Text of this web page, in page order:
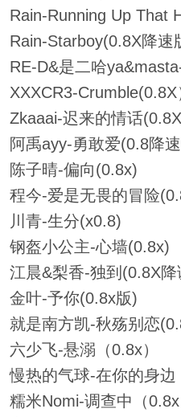
Rain-Running Up That
Rain-Starboy(0.8X降速
RE-D&是二哈
XXXCR3-Crumble(0.8X
Zkaaai-迟来的情话
阿禹ayy-勇敢爱(0.8降
陈子晴-偏向(0.8x)
程今-爱是无畏的冒险
川青-生分(x0.8)
钢盔小公主-心墙(0.8x)
江晨&梨香-独到(0.8X降
金叶-予你(0.8x版)
就是南方凯-秋殇别恋
六少飞-悬溺（0.8x）
慢热的气球-在你的身边
糯米Nomi-调查中（0.8x